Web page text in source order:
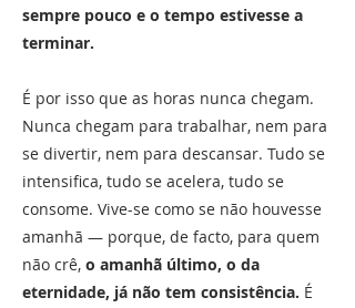
sempre pouco e o tempo estivesse a
terminar.
É por isso que as horas nunca chegam.
Nunca chegam para trabalhar, nem para
se divertir, nem para descansar. Tudo se
intensifica, tudo se acelera, tudo se
consome. Vive-se como se não houvesse
amanhã — porque, de facto, para quem
não crê, o amanhã último, o da
eternidade, já não tem consistência. É